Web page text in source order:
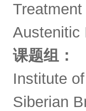
课题组：
Institute
Siberian